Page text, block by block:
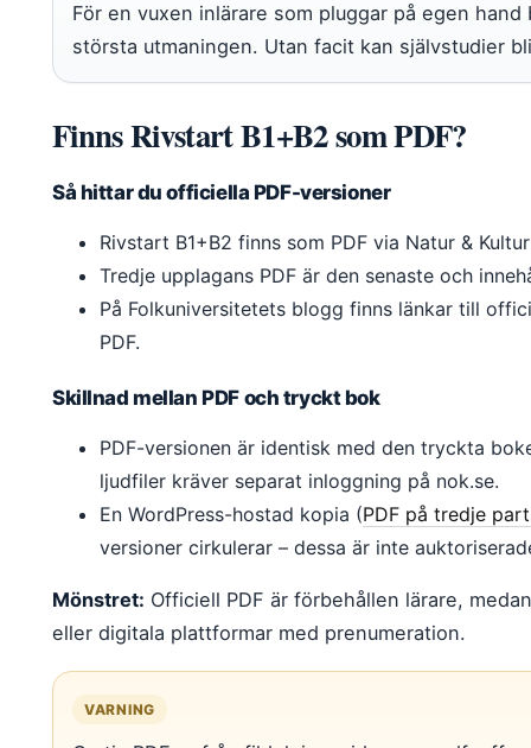
För en vuxen inlärare som pluggar på egen
största utmaningen. Utan facit kan självstudier
Finns Rivstart B1+B2 som PDF?
Så hittar du officiella PDF-versioner
Rivstart B1+B2 finns som PDF via Natur &
Tredje upplagans PDF är den senaste och
På Folkuniversitetets blogg finns länkar till
PDF.
Skillnad mellan PDF och tryckt bok
PDF-versionen är identisk med den tryckta
ljudfiler kräver separat inloggning på nok.se.
En WordPress-hostad kopia (PDF på tredje
versioner cirkulerar – dessa är inte
Mönstret: Officiell PDF är förbehållen lärare,
eller digitala plattformar med prenumeration.
VARNING